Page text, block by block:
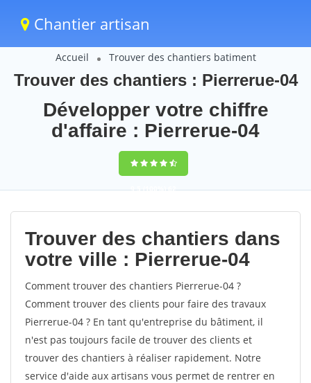
Chantier artisan
Accueil Trouver des chantiers batiment
Trouver des chantiers : Pierrerue-04
Développer votre chiffre
d'affaire : Pierrerue-04
9,5(100%)62
votes
Trouver des chantiers dans
votre ville : Pierrerue-04
Comment trouver des chantiers Pierrerue-04 ?
Comment trouver des clients pour faire des travaux
Pierrerue-04 ? En tant qu'entreprise du bâtiment, il
n'est pas toujours facile de trouver des clients et
trouver des chantiers à réaliser rapidement. Notre
service d'aide aux artisans vous permet de rentrer en